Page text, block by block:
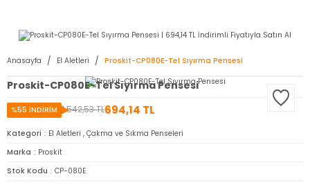
Anasayfa El Aletleri Proskit-CP080E-Tel Sıyırma Pensesi
Proskit-CP080E-Tel Sıyırma Pensesi
1.542,53 TL694,14 TL
%55 İNDİRİM
Kategori El Aletleri , Çakma ve Sıkma Penseleri
Marka
Proskit
Stok Kodu
CP-080E